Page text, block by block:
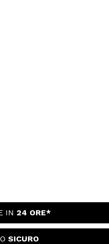
IN 24 ORE*
SICURO